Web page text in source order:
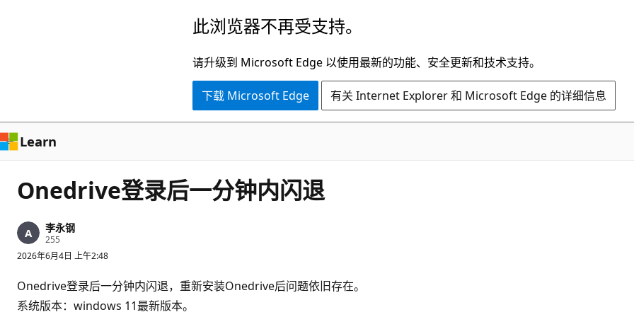
容
此浏览器不再受支持。
请升级到 Microsoft Edge 以使用最新的功能、安全更新和技术支持。
下载 Microsoft Edge 有关 Internet Explorer 和 Microsoft Edge 的详细信息
Learn
Onedrive登录后一分钟内闪退
李永钢
255
誉
分
2026年6月4日 上午2:48
Onedrive登录后一分钟内闪退，重新安装Onedrive后问题依旧存在。
系统版本：windows 11最新版本。